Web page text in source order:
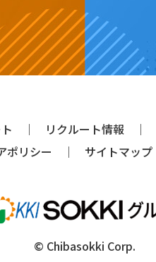
リクルート情報
ポリシー
サイトマップ
© Chibasokki Corp.